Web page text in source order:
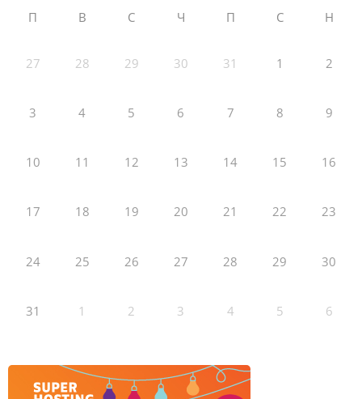
П В С Ч П С Н
27 28 29 30 31 1 2
3 4 5 6 7 8 9
10 11 12 13 14 15 16
17 18 19 20 21 22 23
24 25 26 27 28 29 30
31 1 2 3 4 5 6